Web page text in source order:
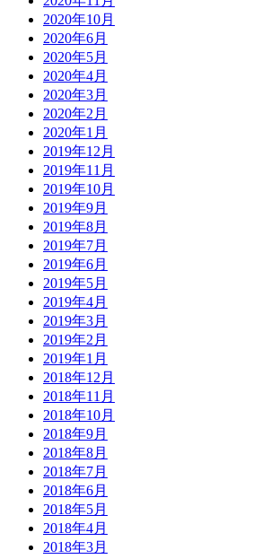
2020年10月
2020年6月
2020年5月
2020年4月
2020年3月
2020年2月
2020年1月
2019年12月
2019年11月
2019年10月
2019年9月
2019年8月
2019年7月
2019年6月
2019年5月
2019年4月
2019年3月
2019年2月
2019年1月
2018年12月
2018年11月
2018年10月
2018年9月
2018年8月
2018年7月
2018年6月
2018年5月
2018年4月
2018年3月